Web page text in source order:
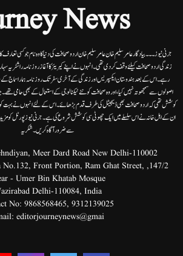
News
جرنی نیوز۔۔۔بیاد گار عامر سلیم خان عامر سلیم خان اردوصحافت کی دنیا کاوہ نام جو کسی
زندگی اردوصحافت کیلئے وقف کردی تھی۔انہوں نے اپنے کیریئر کا آغاز روزنامہ راشٹریہ
رہے۔ اس کے بعد ہندوستان ایکسپریس اور زندگی کے آخری سفر تک روزنامہ ہمارا
اصولوں سے سمجھوتہ نہیں کیا، اور وہ صحافت کو نئے ٹیکنالوجی کے استعمال کے بھی حامی
کوشش تھی کہ اردو صحافت بھی ڈیجیٹل کی طرف قدم بڑھائے۔ اس کے لئے انہوں نے بہت
ان کے اہل خانہ نے اس سلسلے میں ایک چھوٹی سی کوشش شروع کی ہے۔جرنی نیوز پورٹل کو مزید
سے ضرور آگاہ کریں۔شکریہ
Meer Dard Road New Delhi-110002.
No.132, Front Portion, Ram Ghat Street,
- Umer Bin Khatab Mosque,
Delhi-110084, India
No: 9868568465, 9312139025
editorjourneynews@gmai